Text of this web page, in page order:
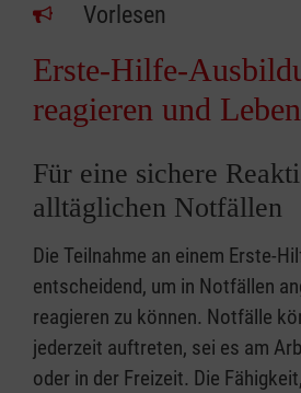
Vorlesen
Erste-Hilfe-
reagieren und
Für eine sichere
alltäglichen Notfällen
Die Teilnahme an einem Erste-
entscheidend, um in Notfällen
reagieren zu können. Notfälle
jederzeit auftreten, sei es am
oder in der Freizeit. Die